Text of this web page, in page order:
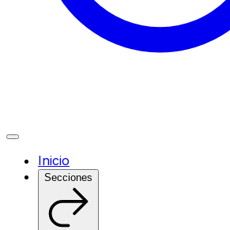
Inicio
Secciones